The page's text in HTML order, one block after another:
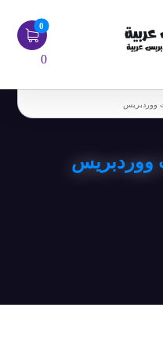
0
ووردبريس
ووردبريس